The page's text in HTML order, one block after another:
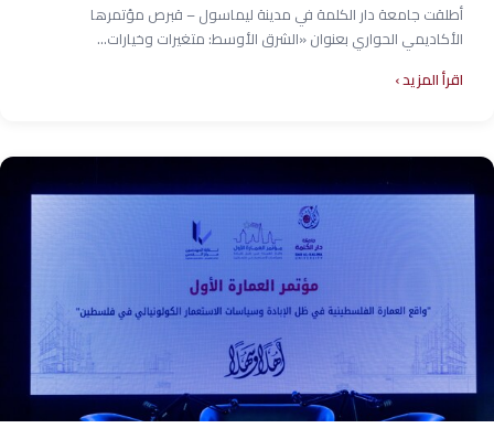
أطلقت جامعة دار الكلمة في مدينة ليماسول – قبرص مؤتمرها
الأكاديمي الحواري بعنوان «الشرق الأوسط: متغيرات وخيارات...
اقرأ المزيد